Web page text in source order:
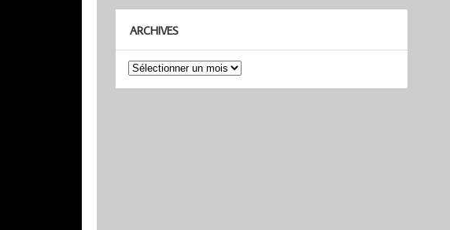
ARCHIVES
Archives